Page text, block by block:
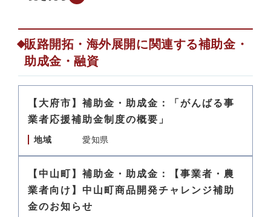
販路開拓・海外展開に関連する補助金・
助成金・融資
【大府市】補助金・助成金：「がんばる事
業者応援補助金制度の概要」
地域 愛知県
【中山町】補助金・助成金：【事業者・農
業者向け】中山町商品開発チャレンジ補助
金のお知らせ